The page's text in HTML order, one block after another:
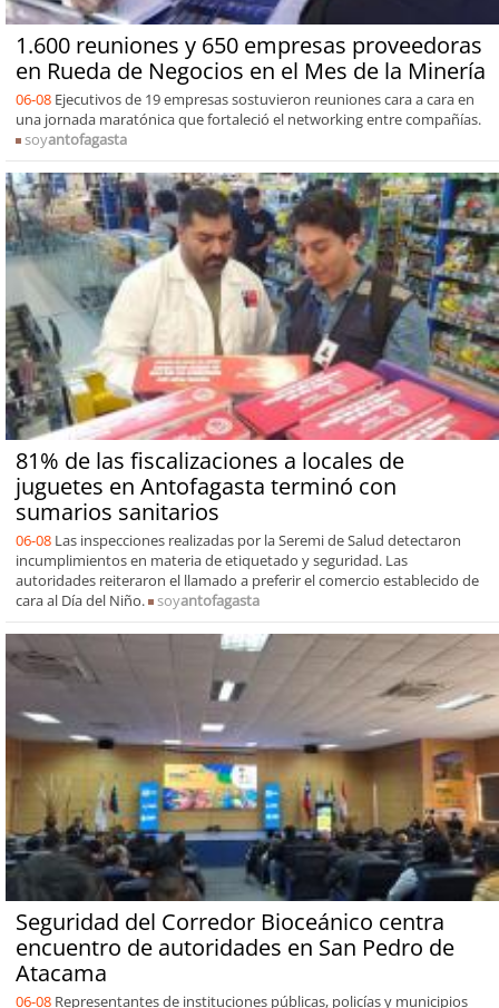
1.600 reuniones y 650 empresas proveedoras
en Rueda de Negocios en el Mes de la Minería
06-08 Ejecutivos de 19 empresas sostuvieron reuniones cara a cara en
una jornada maratónica que fortaleció el networking entre compañías.
soyantofagasta
81% de las fiscalizaciones a locales de
juguetes en Antofagasta terminó con
sumarios sanitarios
06-08 Las inspecciones realizadas por la Seremi de Salud detectaron
incumplimientos en materia de etiquetado y seguridad. Las
autoridades reiteraron el llamado a preferir el comercio establecido de
cara al Día del Niño.
soyantofagasta
Seguridad del Corredor Bioceánico centra
encuentro de autoridades en San Pedro de
Atacama
06-08 Representantes de instituciones públicas, policías y municipios